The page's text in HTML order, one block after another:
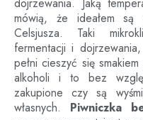
mówią, że ideałem
Celsjusza. Taki
fermentacji i
pełni cieszyć się
alkoholi i to bez
zakupione czy są
własnych. Piwniczka